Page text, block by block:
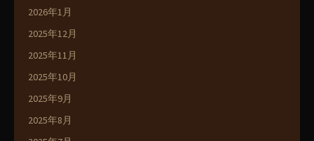
2026年1月
2025年12月
2025年11月
2025年10月
2025年9月
2025年8月